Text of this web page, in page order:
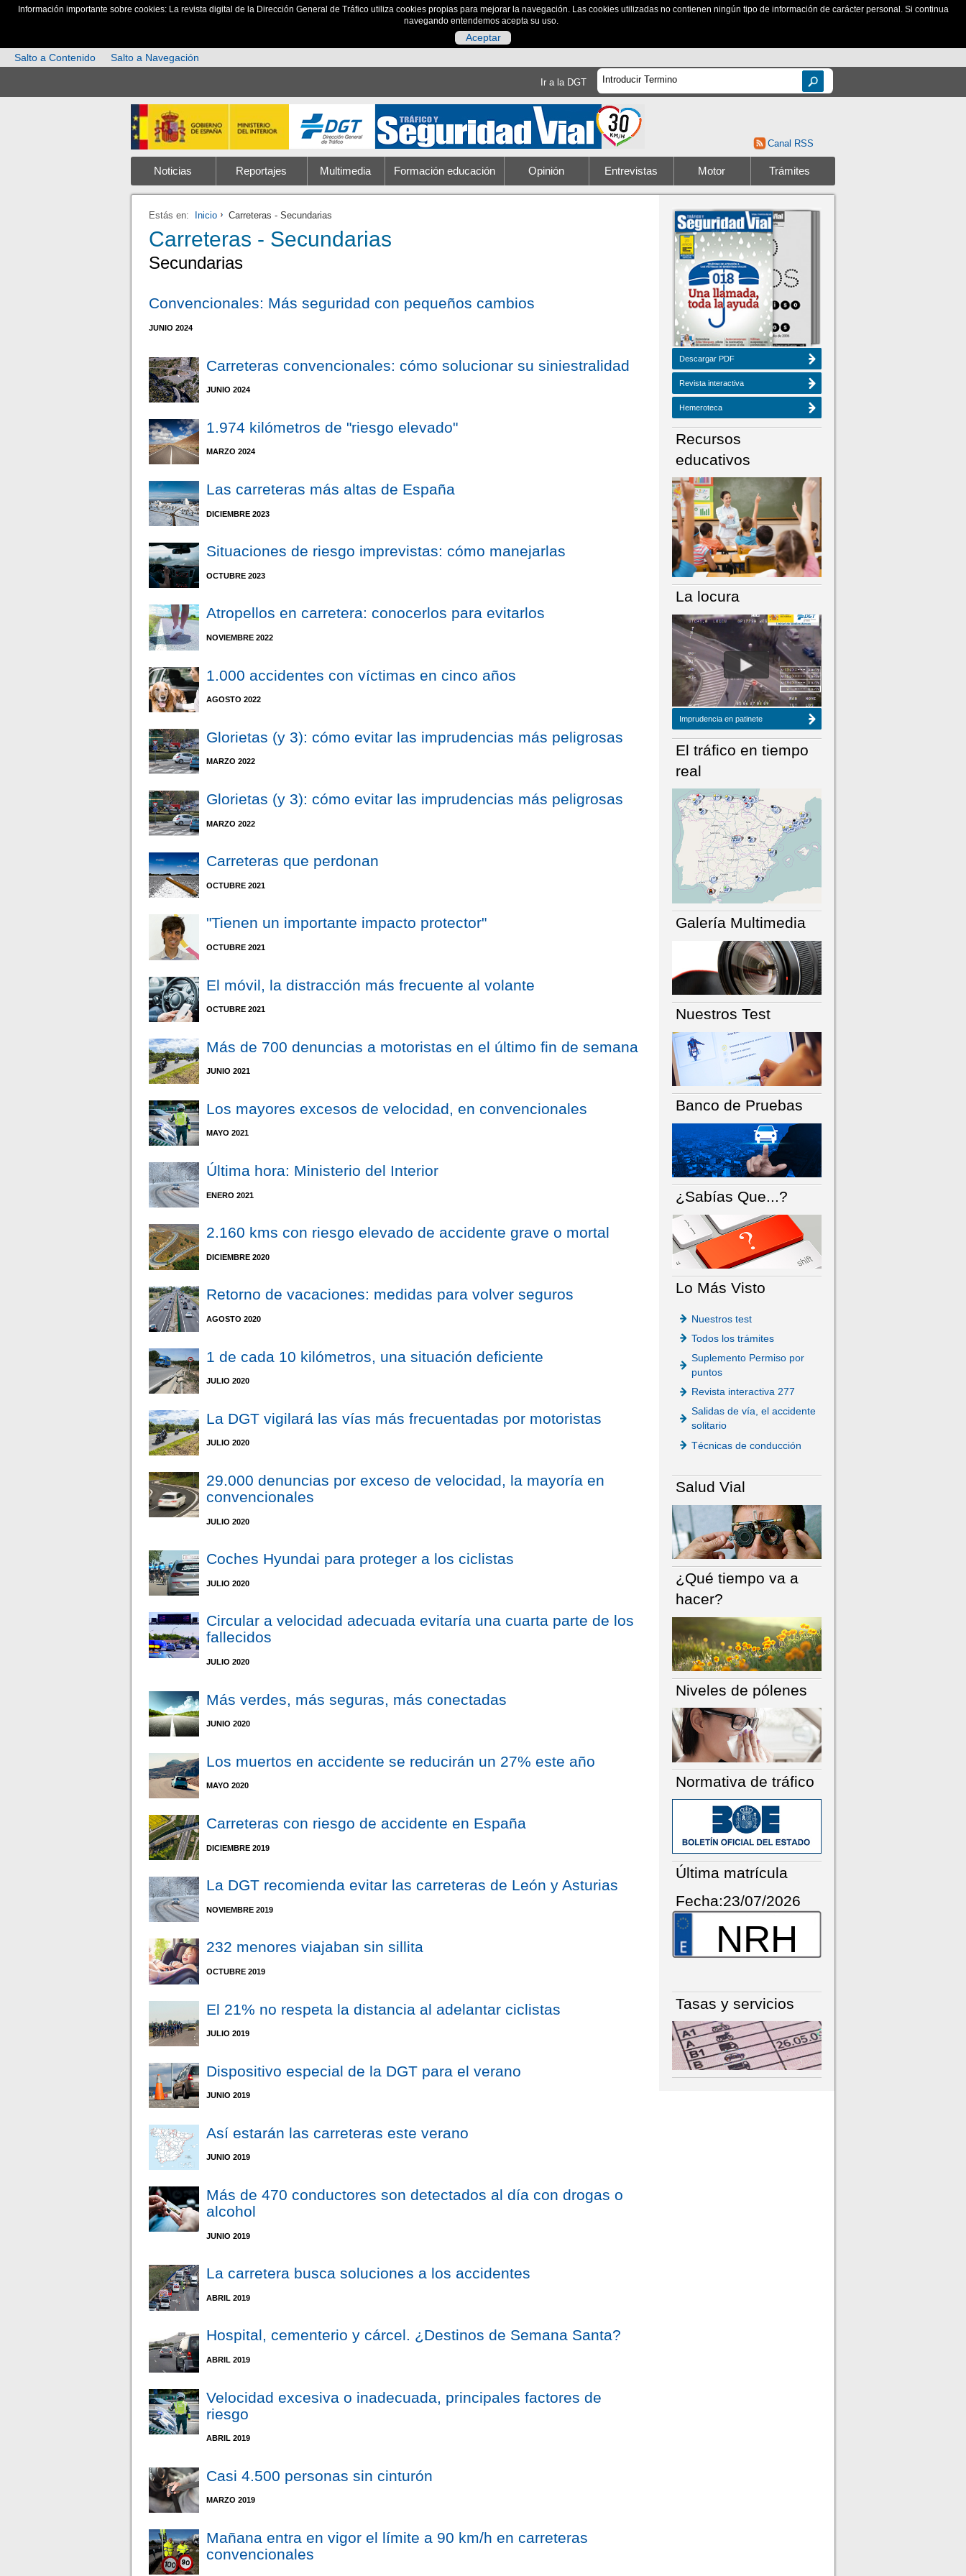
Información importante sobre cookies: La revista digital de la Dirección General de Tráfico utiliza cookies propias para mejorar la navegación. Las cookies utilizadas no contienen ningún tipo de información de carácter personal. Si continua
navegando entendemos acepta su uso.
Aceptar
Salto a Contenido
Salto a Navegación
Ir a la DGT
Canal RSS
Noticias Reportajes Multimedia Formación educación Opinión Entrevistas Motor Trámites
Estás en: Inicio Carreteras - Secundarias
Carreteras - Secundarias
Secundarias
Convencionales: Más seguridad con pequeños cambios
JUNIO 2024
Carreteras convencionales: cómo solucionar su siniestralidad
JUNIO 2024
1.974 kilómetros de "riesgo elevado"
MARZO 2024
Las carreteras más altas de España
DICIEMBRE 2023
Situaciones de riesgo imprevistas: cómo manejarlas
OCTUBRE 2023
Atropellos en carretera: conocerlos para evitarlos
NOVIEMBRE 2022
1.000 accidentes con víctimas en cinco años
AGOSTO 2022
Glorietas (y 3): cómo evitar las imprudencias más peligrosas
MARZO 2022
Glorietas (y 3): cómo evitar las imprudencias más peligrosas
MARZO 2022
Carreteras que perdonan
OCTUBRE 2021
"Tienen un importante impacto protector"
OCTUBRE 2021
El móvil, la distracción más frecuente al volante
OCTUBRE 2021
Más de 700 denuncias a motoristas en el último fin de semana
JUNIO 2021
Los mayores excesos de velocidad, en convencionales
MAYO 2021
Última hora: Ministerio del Interior
ENERO 2021
2.160 kms con riesgo elevado de accidente grave o mortal
DICIEMBRE 2020
Retorno de vacaciones: medidas para volver seguros
AGOSTO 2020
1 de cada 10 kilómetros, una situación deficiente
JULIO 2020
La DGT vigilará las vías más frecuentadas por motoristas
JULIO 2020
29.000 denuncias por exceso de velocidad, la mayoría en
convencionales
JULIO 2020
Coches Hyundai para proteger a los ciclistas
JULIO 2020
Circular a velocidad adecuada evitaría una cuarta parte de los
fallecidos
JULIO 2020
Más verdes, más seguras, más conectadas
JUNIO 2020
Los muertos en accidente se reducirán un 27% este año
MAYO 2020
Carreteras con riesgo de accidente en España
DICIEMBRE 2019
La DGT recomienda evitar las carreteras de León y Asturias
NOVIEMBRE 2019
232 menores viajaban sin sillita
OCTUBRE 2019
El 21% no respeta la distancia al adelantar ciclistas
JULIO 2019
Dispositivo especial de la DGT para el verano
JUNIO 2019
Así estarán las carreteras este verano
JUNIO 2019
Más de 470 conductores son detectados al día con drogas o
alcohol
JUNIO 2019
La carretera busca soluciones a los accidentes
ABRIL 2019
Hospital, cementerio y cárcel. ¿Destinos de Semana Santa?
ABRIL 2019
Velocidad excesiva o inadecuada, principales factores de
riesgo
ABRIL 2019
Casi 4.500 personas sin cinturón
MARZO 2019
Mañana entra en vigor el límite a 90 km/h en carreteras
convencionales
NÚMERO ACTUAL HEMEROTECA
Descargar PDF
Revista interactiva
Hemeroteca
Recursos
educativos
La locura
Imprudencia en patinete
El tráfico en tiempo
real
Galería Multimedia
Nuestros Test
Banco de Pruebas
¿Sabías Que...?
Lo Más Visto
Nuestros test
Todos los trámites
Suplemento Permiso por
puntos
Revista interactiva 277
Salidas de vía, el accidente
solitario
Técnicas de conducción
Salud Vial
¿Qué tiempo va a
hacer?
Niveles de pólenes
Normativa de tráfico
Última matrícula
Fecha:23/07/2026
NRH
Tasas y servicios